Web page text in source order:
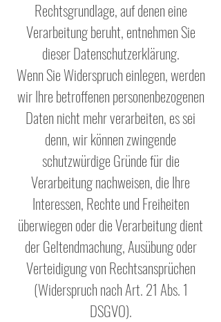
Rechtsgrundlage, auf denen eine
Verarbeitung beruht, entnehmen Sie
dieser Datenschutzerklärung.
Wenn Sie Widerspruch einlegen, werden
wir Ihre betroffenen personenbezogenen
Daten nicht mehr verarbeiten, es sei
denn, wir können zwingende
schutzwürdige Gründe für die
Verarbeitung nachweisen, die Ihre
Interessen, Rechte und Freiheiten
überwiegen oder die Verarbeitung dient
der Geltendmachung, Ausübung oder
Verteidigung von Rechtsansprüchen
(Widerspruch nach Art. 21 Abs. 1
DSGVO).